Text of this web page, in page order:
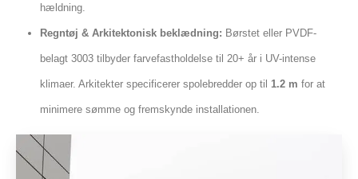
hældning.
Regntøj & Arkitektonisk beklædning: Børstet eller PVDF-
belagt 3003 tilbyder farvefastholdelse til 20+ år i UV-intense
klimaer. Arkitekter specificerer spolebredder op til 1.2 m for at
minimere sømme og fremskynde installationen.